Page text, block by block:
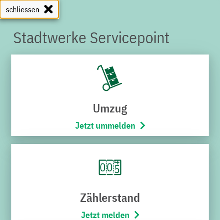
schliessen
Stadtwerke Servicepoint
Umzug
Jetzt ummelden
Zählerstand
Jetzt melden